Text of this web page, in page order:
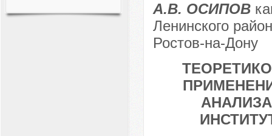
А.В. ОСИПОВ
Ленинского
Ростов-на-Дону